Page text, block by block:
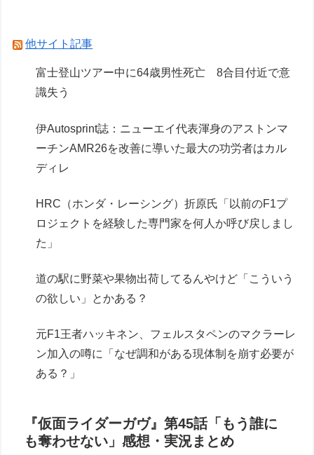
他サイト記事
富士登山ツアー中に64歳男性死亡 8合目付近で意
識失う
伊Autosprint誌：ニューエイ代表渾身のアストンマ
ーチンAMR26を改善に導いた最大の功労者はカル
ディレ
HRC（ホンダ・レーシング）折原氏「以前のF1プ
ロジェクトを経験した専門家を何人か呼び戻しまし
た」
道の駅に野菜や果物出荷してるんやけど「こういう
の欲しい」とかある？
元F1王者ハッキネン、フェルスタペンのマクラーレ
ン加入の噂に「なぜ調和がある現体制を崩す必要が
ある？」
『仮面ライダーガヴ』第45話「もう誰に
も奪わせない」感想・実況まとめ